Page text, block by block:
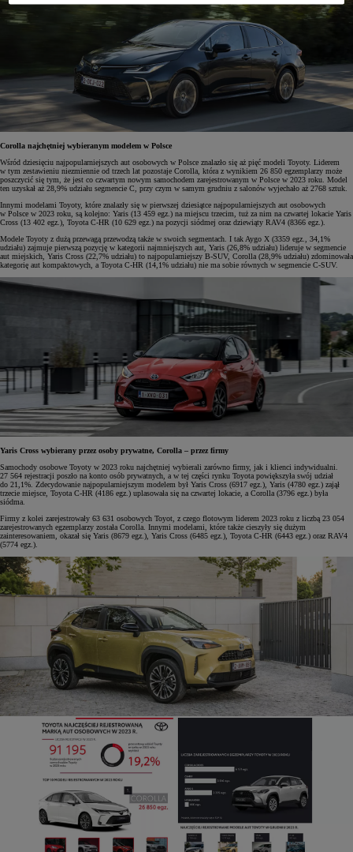
Corolla najchętniej wybieranym modelem w Polsce
Wśród dziesięciu najpopularniejszych aut osobowych w Polsce znalazło się aż pięć modeli Toyoty. Liderem
w tym zestawieniu niezmiennie od trzech lat pozostaje Corolla, która z wynikiem 26 850 egzemplarzy może
poszczycić się tym, że jest co czwartym nowym samochodem zarejestrowanym w Polsce w 2023 roku. Model
ten uzyskał aż 28,9% udziału segmencie C, przy czym w samym grudniu z salonów wyjechało aż 2768 sztuk.
Innymi modelami Toyoty, które znalazły się w pierwszej dziesiątce najpopularniejszych aut osobowych
w Polsce w 2023 roku, są kolejno: Yaris (13 459 egz.) na miejscu trzecim, tuż za nim na czwartej lokacie Yaris
Cross (13 402 egz.), Toyota C-HR (10 629 egz.) na pozycji siódmej oraz dziewiąty RAV4 (8366 egz.).
Modele Toyoty z dużą przewagą przewodzą także w swoich segmentach. I tak Aygo X (3359 egz., 34,1%
udziału) zajmuje pierwszą pozycję w kategorii najmniejszych aut, Yaris (26,8% udziału) lideruje w segmencie
aut miejskich, Yaris Cross (22,7% udziału) to najpopularniejszy B-SUV, Corolla (28,9% udziału) zdominowała
kategorię aut kompaktowych, a Toyota C-HR (14,1% udziału) nie ma sobie równych w segmencie C-SUV.
Yaris Cross wybierany przez osoby prywatne, Corolla – przez firmy
Samochody osobowe Toyoty w 2023 roku najchętniej wybierali zarówno firmy, jak i klienci indywidualni.
27 564 rejestracji poszło na konto osób prywatnych, a w tej części rynku Toyota powiększyła swój udział
do 21,1%. Zdecydowanie najpopularniejszym modelem był Yaris Cross (6917 egz.), Yaris (4780 egz.) zajął
trzecie miejsce, Toyota C-HR (4186 egz.) uplasowała się na czwartej lokacie, a Corolla (3796 egz.) była
siódma.
Firmy z kolei zarejestrowały 63 631 osobowych Toyot, z czego flotowym liderem 2023 roku z liczbą 23 054
zarejestrowanych egzemplarzy została Corolla. Innymi modelami, które także cieszyły się dużym
zainteresowaniem, okazał się Yaris (8679 egz.), Yaris Cross (6485 egz.), Toyota C-HR (6443 egz.) oraz RAV4
(5774 egz.).